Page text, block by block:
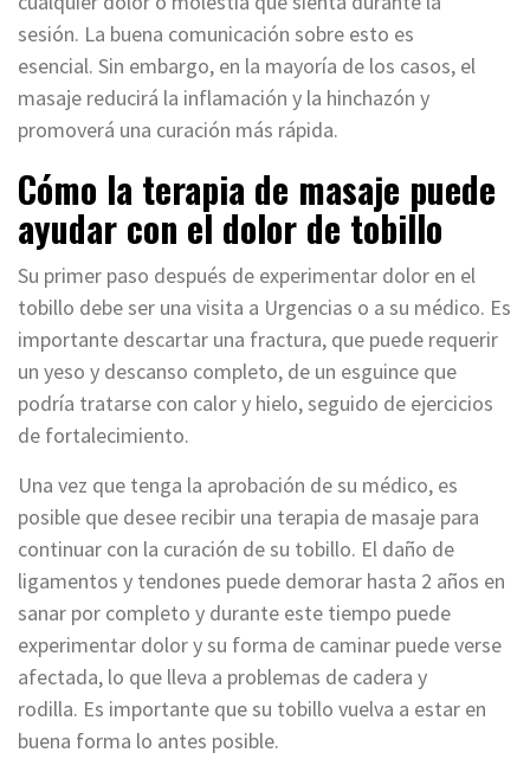
sesión. La buena comunicación sobre esto es
esencial. Sin embargo, en la mayoría de los casos, el
masaje reducirá la inflamación y la hinchazón y
promoverá una curación más rápida.
Cómo la terapia de masaje puede
ayudar con el dolor de tobillo
Su primer paso después de experimentar dolor en el
tobillo debe ser una visita a Urgencias o a su médico. Es
importante descartar una fractura, que puede requerir
un yeso y descanso completo, de un esguince que
podría tratarse con calor y hielo, seguido de ejercicios
de fortalecimiento.
Una vez que tenga la aprobación de su médico, es
posible que desee recibir una terapia de masaje para
continuar con la curación de su tobillo. El daño de
ligamentos y tendones puede demorar hasta 2 años en
sanar por completo y durante este tiempo puede
experimentar dolor y su forma de caminar puede verse
afectada, lo que lleva a problemas de cadera y
rodilla. Es importante que su tobillo vuelva a estar en
buena forma lo antes posible.